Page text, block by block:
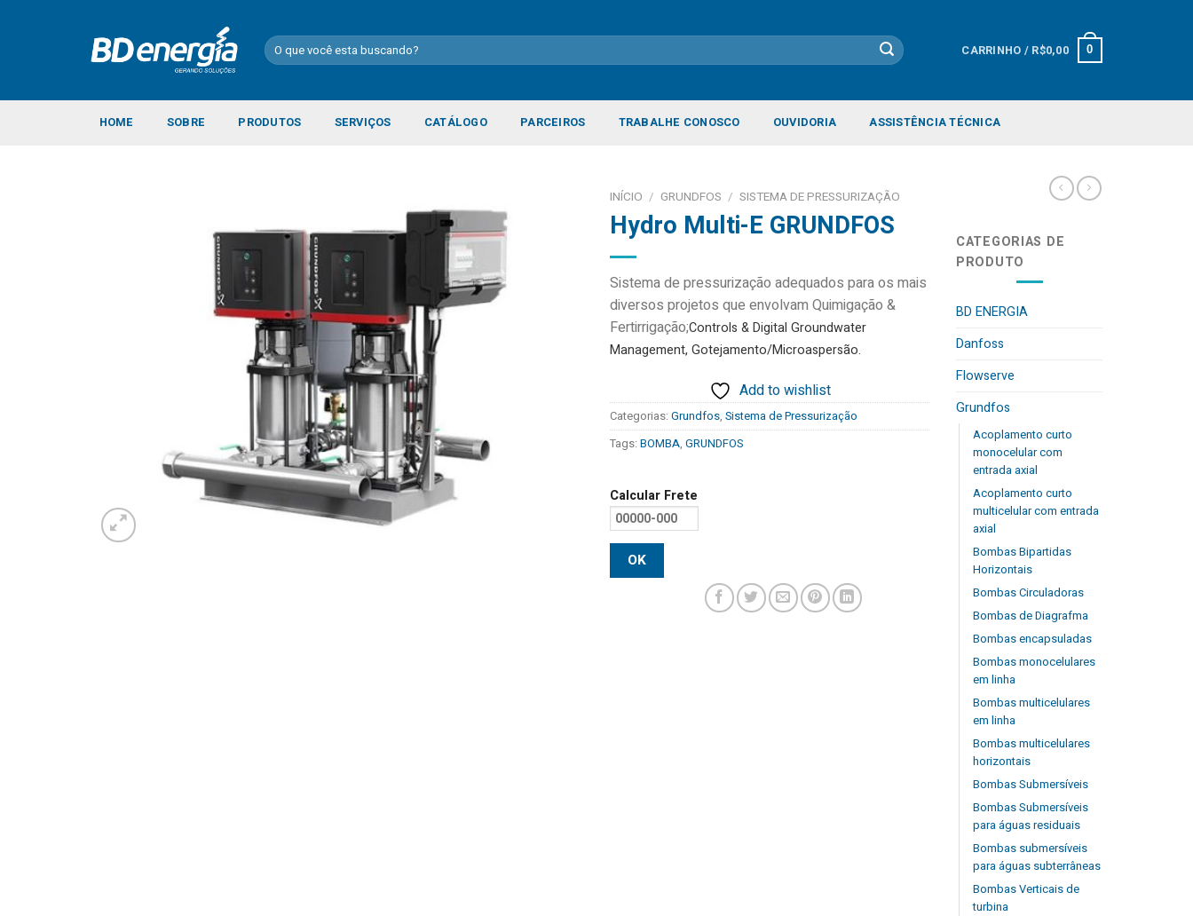
Pesquisar
por:
CARRINHO / R$0,00 0
HOME SOBRE PRODUTOS SERVIÇOS CATÁLOGO PARCEIROS TRABALHE CONOSCO OUVIDORIA ASSISTÊNCIA TÉCNICA
INÍCIO / GRUNDFOS / SISTEMA DE PRESSURIZAÇÃO
Hydro Multi-E GRUNDFOS
Sistema de pressurização adequados para os mais
diversos projetos que envolvam Quimigação &
Fertirrigação;Controls & Digital Groundwater
Management, Gotejamento/Microaspersão.
Add to wishlist
Categorias: Grundfos, Sistema de Pressurização
Tags: BOMBA, GRUNDFOS
Calcular Frete
OK
CATEGORIAS DE
PRODUTO
BD ENERGIA
Danfoss
Flowserve
Grundfos
Acoplamento curto
monocelular com
entrada axial
Acoplamento curto
multicelular com entrada
axial
Bombas Bipartidas
Horizontais
Bombas Circuladoras
Bombas de Diagrafma
Bombas encapsuladas
Bombas monocelulares
em linha
Bombas multicelulares
em linha
Bombas multicelulares
horizontais
Bombas Submersíveis
Bombas Submersíveis
para águas residuais
Bombas submersíveis
para águas subterrâneas
Bombas Verticais de
turbina